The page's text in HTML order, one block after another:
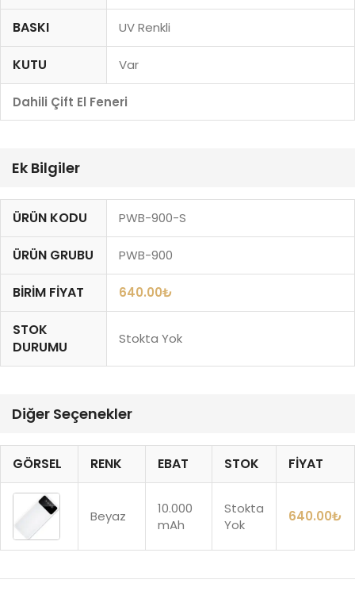
BASKI UV Renkli
KUTU Var
Dahili Çift El Feneri
Ek Bilgiler
ÜRÜN KODU PWB-900-S
ÜRÜN GRUBU PWB-900
BIRIM FIYAT 640.00₺
STOK
DURUMU
Stokta Yok
Diğer Seçenekler
GÖRSEL RENK EBAT STOK FIYAT
Beyaz
10.000
mAh
Stokta
Yok
640.00₺